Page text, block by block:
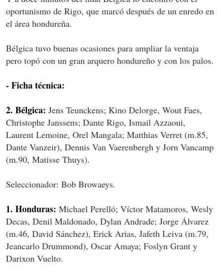
oportunismo de Rigo, que marcó después de un enredo en
el área hondureña.
Bélgica tuvo buenas ocasiones para ampliar la ventaja
pero topó con un gran arquero hondureño y con los palos.
- Ficha técnica:
2. Bélgica: Jens Teunckens; Kino Delorge, Wout Faes,
Christophe Janssens; Dante Rigo, Ismail Azzaoui,
Laurent Lemoine, Orel Mangala; Matthias Verret (m.85,
Dante Vanzeir), Dennis Van Vaerenbergh y Jorn Vancamp
(m.90, Matisse Thuys).
Seleccionador: Bob Browaeys.
1. Honduras: Michael Perelló; Víctor Matamoros, Wesly
Decas, Denil Maldonado, Dylan Andrade; Jorge Álvarez
(m.46, David Sánchez), Erick Arias, Jafeth Leiva (m.79,
Jeancarlo Drummond), Oscar Amaya; Foslyn Grant y
Darixon Vuelto.